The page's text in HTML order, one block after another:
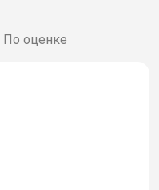
По оценке